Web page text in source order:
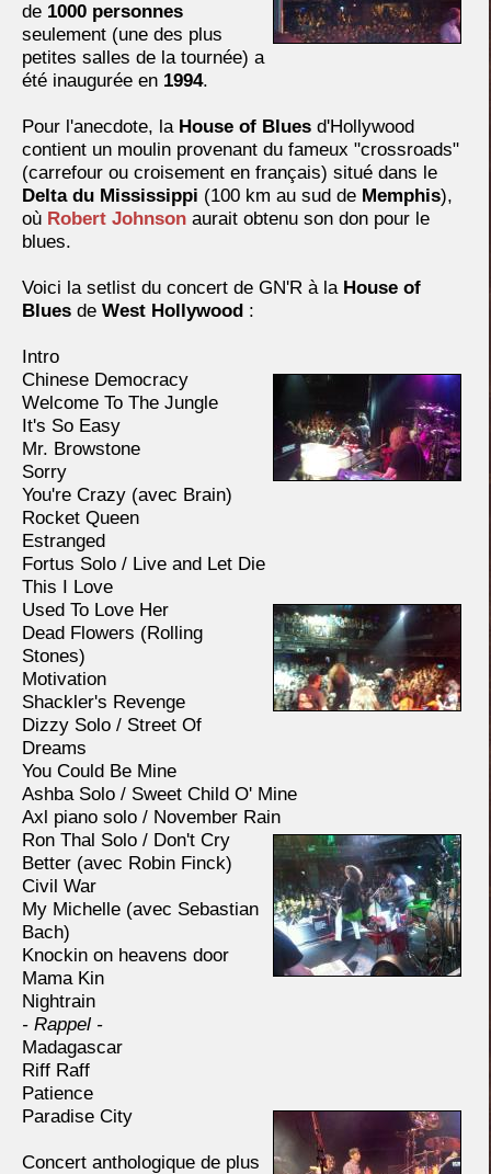
de 1000 personnes
seulement (une des plus
petites salles de la tournée) a
été inaugurée en 1994.
Pour l'anecdote, la House of Blues d'Hollywood
contient un moulin provenant du fameux "crossroads"
(carrefour ou croisement en français) situé dans le
Delta du Mississippi (100 km au sud de Memphis),
où Robert Johnson aurait obtenu son don pour le
blues.
Voici la setlist du concert de GN'R à la House of
Blues de West Hollywood :
Intro
Chinese Democracy
Welcome To The Jungle
It's So Easy
Mr. Browstone
Sorry
You're Crazy (avec Brain)
Rocket Queen
Estranged
Fortus Solo / Live and Let Die
This I Love
Used To Love Her
Dead Flowers (Rolling
Stones)
Motivation
Shackler's Revenge
Dizzy Solo / Street Of
Dreams
You Could Be Mine
Ashba Solo / Sweet Child O' Mine
Axl piano solo / November Rain
Ron Thal Solo / Don't Cry
Better (avec Robin Finck)
Civil War
My Michelle (avec Sebastian
Bach)
Knockin on heavens door
Mama Kin
Nightrain
- Rappel -
Madagascar
Riff Raff
Patience
Paradise City
Concert anthologique de plus